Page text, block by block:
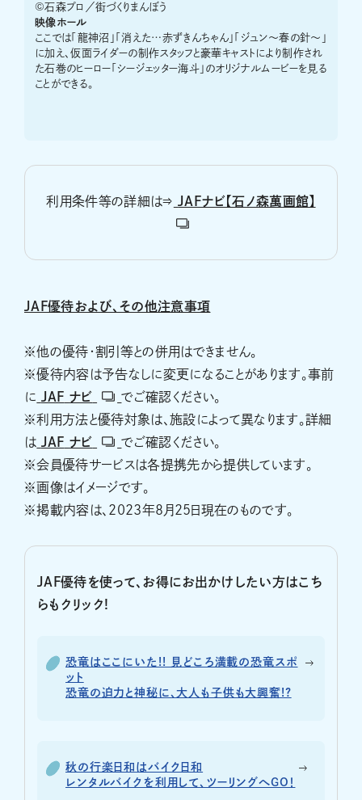
©石森プロ／街づくりまんぼう
映像ホール
ここでは「龍神沼」「消えた…赤ずきんちゃん」「ジュン～春の針～」
に加え、仮面ライダーの制作スタッフと豪華キャストにより制作され
た石巻のヒーロー「シージェッター海斗」のオリジナルムービーを見る
ことができる。
利用条件等の詳細は⇒ JAFナビ【石ノ森萬画館】
JAF優待および、その他注意事項
※他の優待・割引等との併用はできません。
※優待内容は予告なしに変更になることがあります。事前
に
JAF ナビ
でご確認ください。
※利用方法と優待対象は、施設によって異なります。詳細
は JAF ナビ
でご確認ください。
※会員優待サービスは各提携先から提供しています。
※画像はイメージです。
※掲載内容は、2023年8月25日現在のものです。
JAF優待を使って、お得にお出かけしたい方はこち
らもクリック!
恐竜はここにいた!! 見どころ満載の恐竜スポ
ット
恐竜の迫力と神秘に、大人も子供も大興奮!?
秋の行楽日和はバイク日和
レンタルバイクを利用して、ツーリングへGO！